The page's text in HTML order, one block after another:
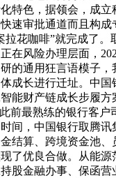
特色，据领会，成
速审批通道而且构成
拉花咖啡”就完成了。
在风险办理层面，
的通用狂言语模子，
成长进行迁址。中
能财产链成长步履方
前最熟练的银行客户
间，中国银行取腾讯
结算、跨境资金池、
了优良合做。从能源
股金融办事、保函营